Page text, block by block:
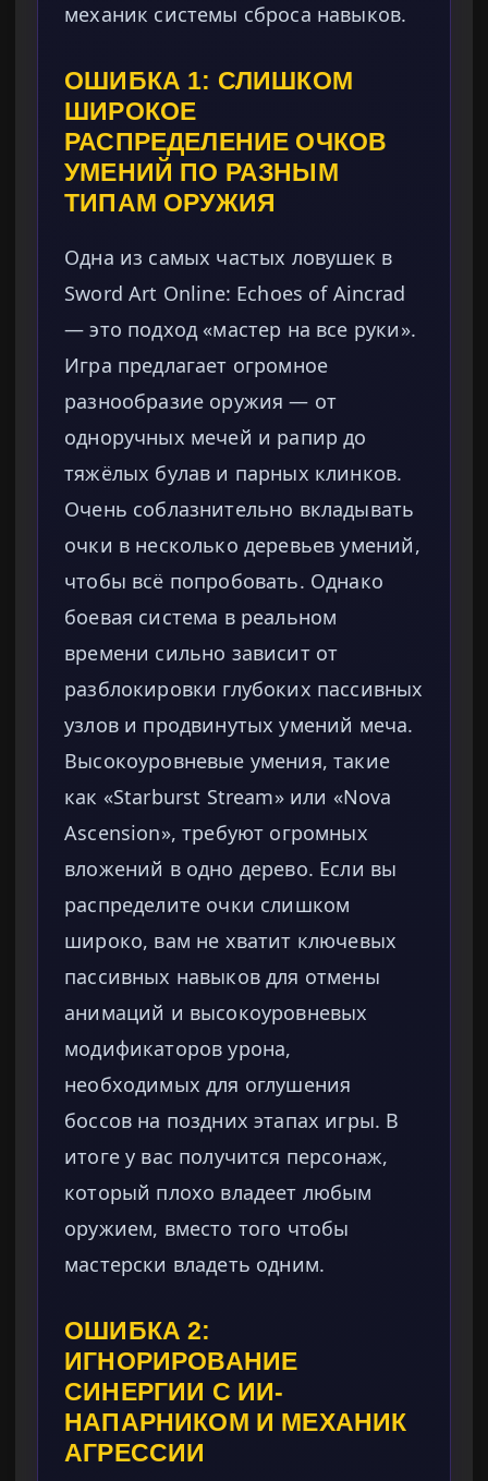
механик системы сброса навыков.
ОШИБКА 1: СЛИШКОМ
ШИРОКОЕ
РАСПРЕДЕЛЕНИЕ ОЧКОВ
УМЕНИЙ ПО РАЗНЫМ
ТИПАМ ОРУЖИЯ
Одна из самых частых ловушек в
Sword Art Online: Echoes of Aincrad
— это подход «мастер на все руки».
Игра предлагает огромное
разнообразие оружия — от
одноручных мечей и рапир до
тяжёлых булав и парных клинков.
Очень соблазнительно вкладывать
очки в несколько деревьев умений,
чтобы всё попробовать. Однако
боевая система в реальном
времени сильно зависит от
разблокировки глубоких пассивных
узлов и продвинутых умений меча.
Высокоуровневые умения, такие
как «Starburst Stream» или «Nova
Ascension», требуют огромных
вложений в одно дерево. Если вы
распределите очки слишком
широко, вам не хватит ключевых
пассивных навыков для отмены
анимаций и высокоуровневых
модификаторов урона,
необходимых для оглушения
боссов на поздних этапах игры. В
итоге у вас получится персонаж,
который плохо владеет любым
оружием, вместо того чтобы
мастерски владеть одним.
ОШИБКА 2:
ИГНОРИРОВАНИЕ
СИНЕРГИИ С ИИ-
НАПАРНИКОМ И МЕХАНИК
АГРЕССИИ